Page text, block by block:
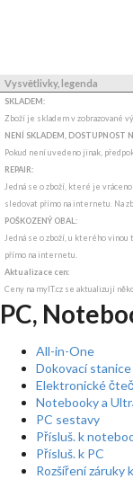
Vysvětlivky, legenda
SKLADEM:
Zboží je skladem v zobrazované
NENÍ SKLADEM, DOSTUPNOST
Pokud není uvedeno jinak,
REPAIR:
Jedná se o zboží, které je
sledovat přímo na internetu. Na
POŠKOZENÝ OBAL:
Jedná se o zboží, u kterého
přímo na internetu.
Aktualizace cen:
Ceny na myIT.cz se aktualizují
PC,
All-in-One
Dokovací stanice
Elektronické
Notebooky a
PC sestavy
Přísluš. k
Přísluš. k PC
Rozšíření záruky